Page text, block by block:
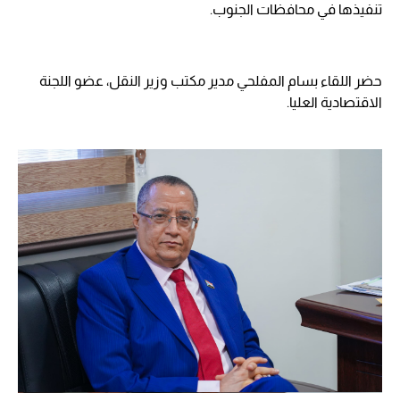
تنفيذها في محافظات الجنوب.
حضر اللقاء بسام المفلحي مدير مكتب وزير النقل، عضو اللجنة
الاقتصادية العليا.